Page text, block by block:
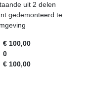
uit 2 delen
gedemonteerd te
€ 100,00
0
€ 100,00